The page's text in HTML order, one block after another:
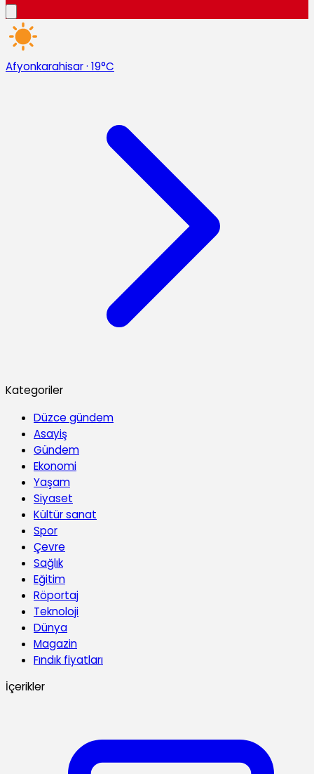
Afyonkarahisar· 19°C
Kategoriler
Düzce gündem
Asayiş
Gündem
Ekonomi
Yaşam
Siyaset
Kültür sanat
Spor
Çevre
Sağlık
Eğitim
Röportaj
Teknoloji
Dünya
Magazin
Fındık fiyatları
İçerikler